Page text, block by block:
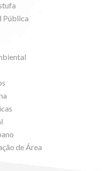
Pública
de Área